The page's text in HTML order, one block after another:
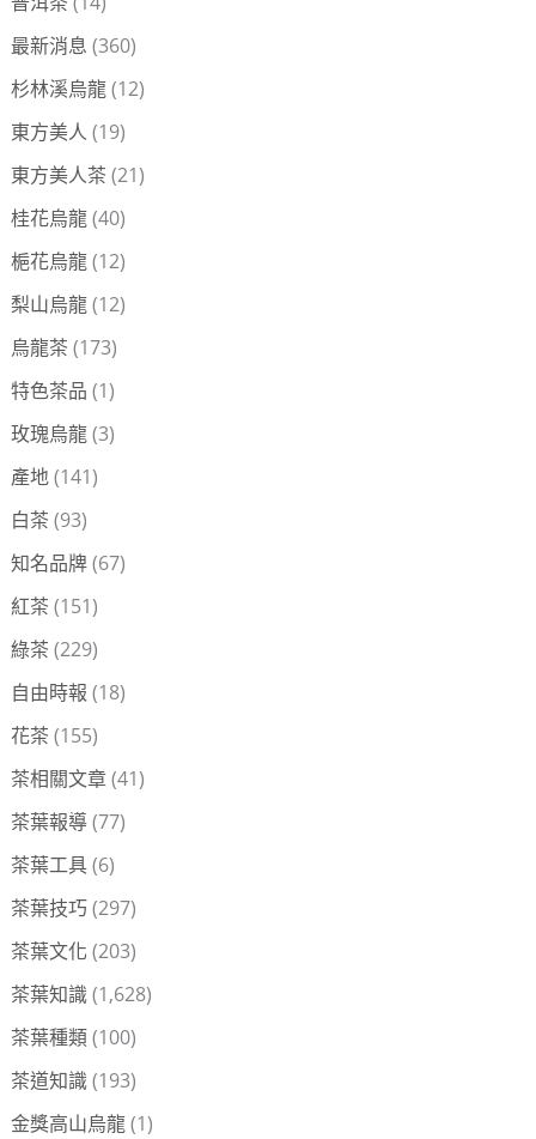
最新消息 (360)
杉林溪烏龍(12)
東方美人 (19)
東方美人茶 (21)
桂花烏龍(40)
梔花烏龍(12)
梨山烏龍(12)
烏龍茶 (173)
特色茶品 (1)
玫瑰烏龍(3)
產地(141)
白茶 (93)
知名品牌(67)
紅茶 (151)
綠茶 (229)
自由時報 (18)
花茶 (155)
茶相關文章(41)
茶葉報導(77)
茶葉工具(6)
茶葉技巧(297)
茶葉文化 (203)
茶葉知識(1,628)
茶葉種類(100)
茶道知識(193)
金獎高山烏龍(1)